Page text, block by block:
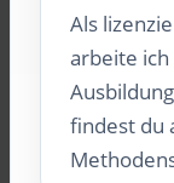
Als
arbeite
findest du